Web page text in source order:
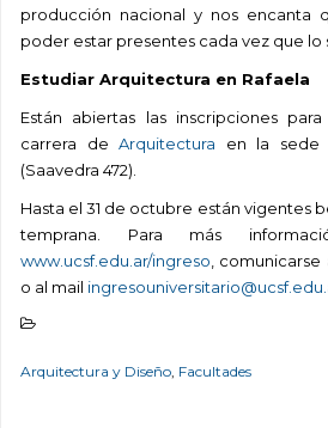
producción nacional y nos encanta
poder estar presentes cada vez que lo
Estudiar Arquitectura en Rafaela
Están abiertas las inscripciones
carrera deArquitectura en la sede
(Saavedra 472).
Hasta el 31 de octubre están vigentes
temprana. Para más
www.ucsf.edu.ar/ingreso , comunicarse
o al mail
Arquitectura y Diseño, Facultades